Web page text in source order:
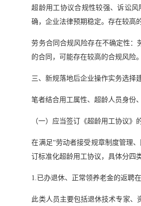
超龄用工协议合规性较强、诉讼
确，企业法律预期稳定。存在较高
劳务合同合规风险存在不确定性：
的合同，可能存在较高的合规风险
三、新规落地后企业操作实务选择
笔者结合用工属性、超龄人员身份
（一）应当签订《超龄用工协议
在满足“劳动者接受规章制度管理
订标准化超龄用工协议，具体分四
1.已办退休、正常领养老金的返聘
此类人员主要包括退休技术专家、